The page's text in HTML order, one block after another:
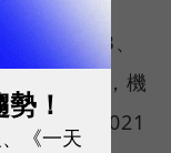
需要幾 TB、
常問的是，機
也從 2021
！
《一天